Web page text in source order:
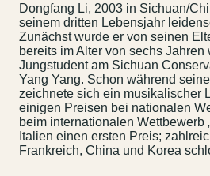
Dongfang Li, 2003 in Sichuan/
seinem dritten Lebensjahr
Zunächst wurde er von seinen
bereits im Alter von sechs Jahren
Jungstudent am Sichuan
Yang Yang. Schon während
zeichnete sich ein musikalischer
einigen Preisen bei nationalen
beim internationalen Wettbewerb
Italien einen ersten Preis;
Frankreich, China und Korea